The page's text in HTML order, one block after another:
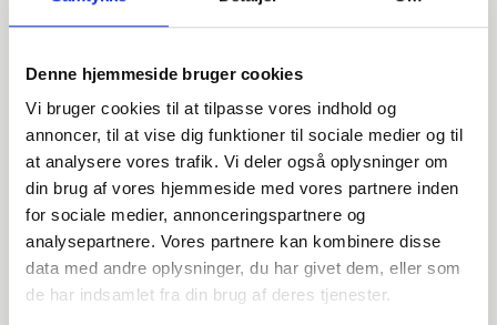
Denne hjemmeside bruger cookies
Vi bruger cookies til at tilpasse vores indhold og
annoncer, til at vise dig funktioner til sociale medier og til
at analysere vores trafik. Vi deler også oplysninger om
din brug af vores hjemmeside med vores partnere inden
for sociale medier, annonceringspartnere og
analysepartnere. Vores partnere kan kombinere disse
data med andre oplysninger, du har givet dem, eller som
de har indsamlet fra din brug af deres tjenester.
Har du spørgsmål?
Vi står klar til at hjælpe med spørgsmål om produkter,
service eller andet. Kontakt os for professionel rådgivning